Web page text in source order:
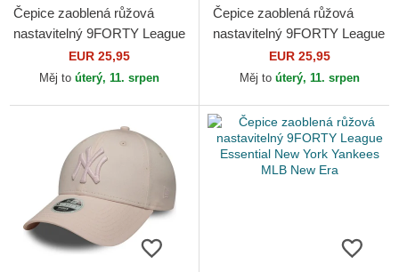
Čepice zaoblená růžová
nastavitelný 9FORTY League
Essential New York Yankees
MLB New Era
EUR 25,95
Měj to úterý, 11. srpen
Čepice zaoblená růžová
nastavitelný 9FORTY League
Essential New York Yankees
MLB New Era
EUR 25,95
Měj to úterý, 11. srpen